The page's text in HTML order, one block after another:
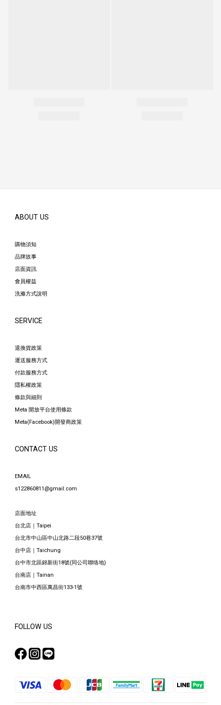
ABOUT US
購物須知
品牌故事
店面資訊
會員權益
洗滌方式說明
SERVICE
退換貨政策
運送服務方式
付款服務方式
隱私權政策
條款與細則
Meta 開放平台使用條款
Meta(Facebook)開發商政策
CONTACT US
EMAIL
s122860811@gmail.com
店面地址
台北店｜Taipei
台北市中山區中山北路二段50巷37號
台中店｜Taichung
台中市北區錦新街18號(同公司聯络地)
台南店｜Tainan
台南市中西區萬昌街133-1號
FOLLOW US